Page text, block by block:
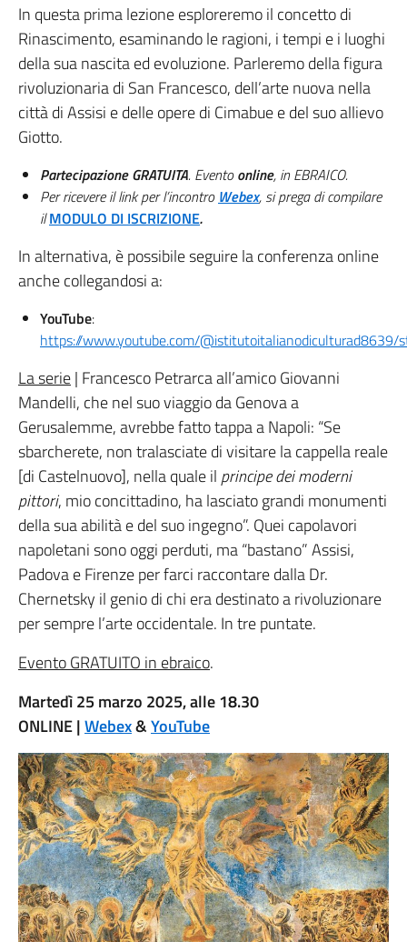
In questa prima lezione esploreremo il concetto di
Rinascimento, esaminando le ragioni, i tempi e i luoghi
della sua nascita ed evoluzione. Parleremo della figura
rivoluzionaria di San Francesco, dell’arte nuova nella
città di Assisi e delle opere di Cimabue e del suo allievo
Giotto.
Partecipazione GRATUITA. Eventoonline, in EBRAICO.
Per ricevere il link per l’incontro Webex, si prega di compilare
ilMODULO DI ISCRIZIONE.
In alternativa, è possibile seguire la conferenza online
anche collegandosi a:
YouTube:
https://www.youtube.com/@istitutoitalianodiculturad8639/
La serie| Francesco Petrarca all’amico Giovanni
Mandelli, che nel suo viaggio da Genova a
Gerusalemme, avrebbe fatto tappa a Napoli: “Se
sbarcherete, non tralasciate di visitare la cappella reale
[di Castelnuovo], nella quale il principe dei moderni
pittori, mio ​​concittadino, ha lasciato grandi monumenti
della sua abilità e del suo ingegno”. Quei capolavori
napoletani sono oggi perduti, ma “bastano” Assisi,
Padova e Firenze per farci raccontare dalla Dr.
Chernetsky il genio di chi era destinato a rivoluzionare
per sempre l’arte occidentale. In tre puntate.
Evento GRATUITO in ebraico.
Martedì 25 marzo 2025, alle 18.30
ONLINE |Webex&YouTube